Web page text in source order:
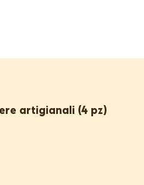
artigianali (4 pz)